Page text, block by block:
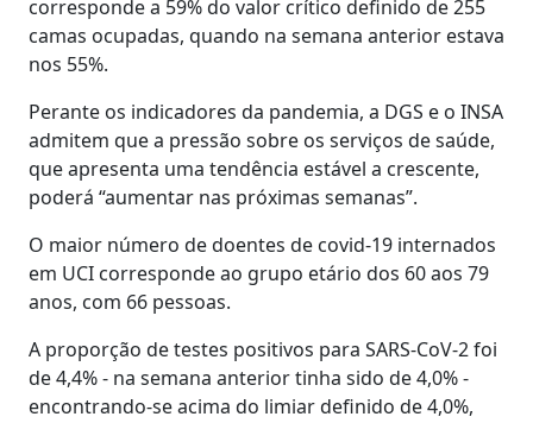
corresponde a 59% do valor crítico definido de 255
camas ocupadas, quando na semana anterior estava
nos 55%.
Perante os indicadores da pandemia, a DGS e o INSA
admitem que a pressão sobre os serviços de saúde,
que apresenta uma tendência estável a crescente,
poderá “aumentar nas próximas semanas”.
O maior número de doentes de covid-19 internados
em UCI corresponde ao grupo etário dos 60 aos 79
anos, com 66 pessoas.
A proporção de testes positivos para SARS-CoV-2 foi
de 4,4% - na semana anterior tinha sido de 4,0% -
encontrando-se acima do limiar definido de 4,0%,